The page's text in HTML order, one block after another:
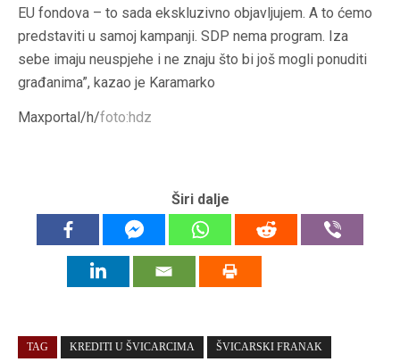
EU fondova – to sada ekskluzivno objavljujem. A to ćemo
predstaviti u samoj kampanji. SDP nema program. Iza
sebe imaju neuspjehe i ne znaju što bi još mogli ponuditi
građanima”, kazao je Karamarko
Maxportal/h/foto:hdz
Širi dalje
TAG KREDITI U ŠVICARCIMA ŠVICARSKI FRANAK